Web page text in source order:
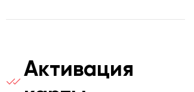
Активация